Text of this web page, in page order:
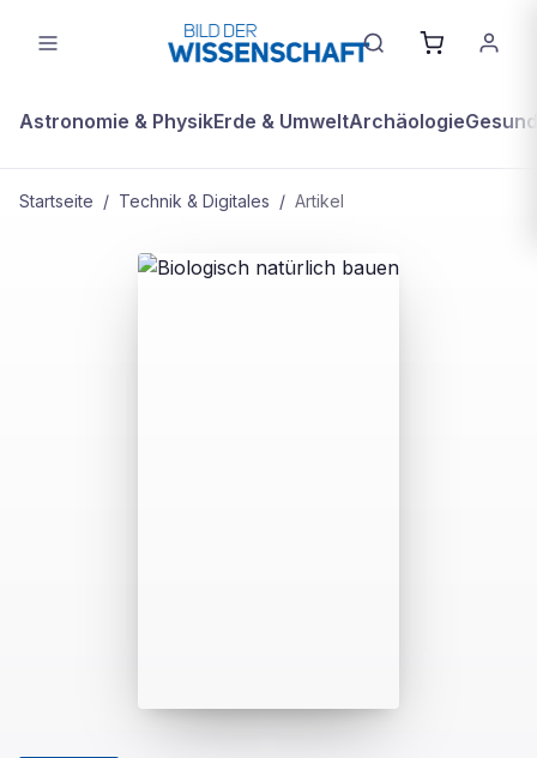
Astronomie & PhysikErde & UmweltArchäologie
Startseite / Technik & Digitales / Artikel